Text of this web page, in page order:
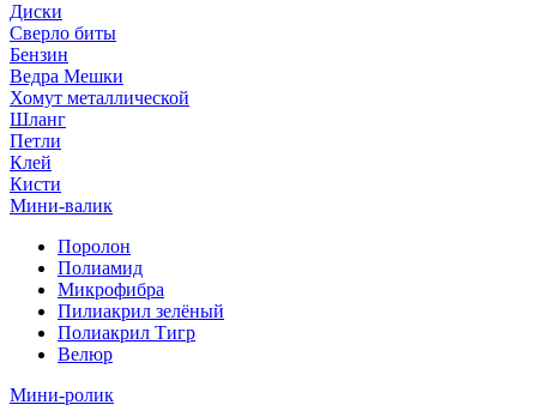
Диски
Сверло биты
Бензин
Ведра Мешки
Хомут металлической
Шланг
Петли
Клей
Кисти
Мини-валик
Поролон
Полиамид
Микрофибра
Пилиакрил зелёный
Полиакрил Тигр
Велюр
Мини-ролик